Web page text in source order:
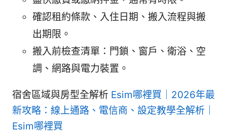
確認租約條款、入住日期、搬入流程與搬
出期限。
搬入前檢查清單：門鎖、窗戶、衛浴、空
調、網路與電力裝置。
宿舍區域與房型全解析 Esim哪裡買｜2026年最
新攻略：線上通路、電信商、設定教學全解析｜
Esim哪裡買